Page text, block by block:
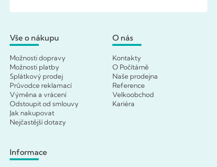
Vše o nákupu
Možnosti dopravy
Možnosti platby
Splátkový prodej
Průvodce reklamací
Výměna a vrácení
Odstoupit od smlouvy
Jak nakupovat
Nejčastější dotazy
O nás
Kontakty
O Počítárně
Naše prodejna
Reference
Velkoobchod
Kariéra
Informace